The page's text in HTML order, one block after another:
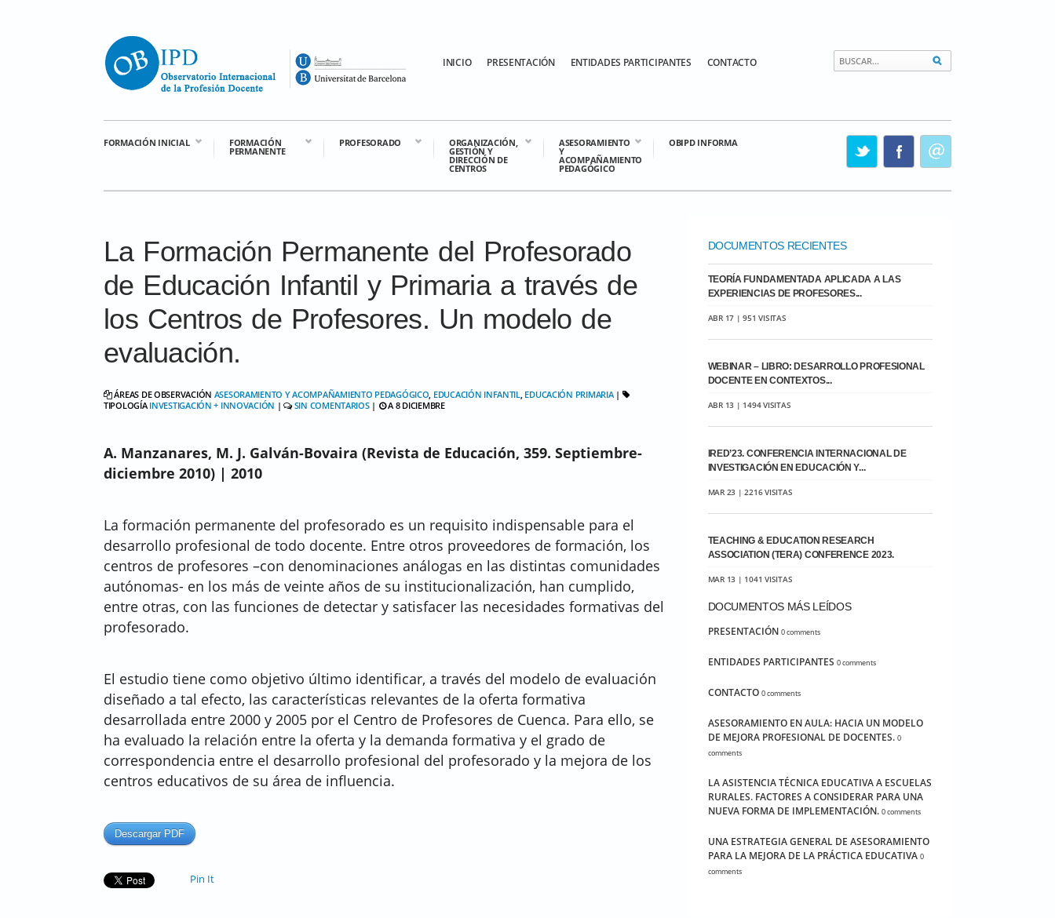
INICIO PRESENTACIÓN ENTIDADES PARTICIPANTES CONTACTO
FORMACIÓN INICIAL FORMACIÓN
PERMANENTE
PROFESORADO ORGANIZACIÓN,
GESTIÓN Y
DIRECCIÓN DE
CENTROS
ASESORAMIENTO
Y
ACOMPAÑAMIENTO
PEDAGÓGICO
OBIPD INFORMA
La Formación Permanente del Profesorado
de Educación Infantil y Primaria a través de
los Centros de Profesores. Un modelo de
evaluación.
ÁREAS DE OBSERVACIÓN ASESORAMIENTO Y ACOMPAÑAMIENTO PEDAGÓGICO, EDUCACIÓN INFANTIL, EDUCACIÓN PRIMARIA|
TIPOLOGÍAINVESTIGACIÓN + INNOVACIÓN | SIN COMENTARIOS| A 8 DICIEMBRE
A. Manzanares, M. J. Galván-Bovaira (Revista de Educación, 359. Septiembre-
diciembre 2010) | 2010
La formación permanente del profesorado es un requisito indispensable para el
desarrollo profesional de todo docente. Entre otros proveedores de formación, los
centros de profesores –con denominaciones análogas en las distintas comunidades
autónomas- en los más de veinte años de su institucionalización, han cumplido,
entre otras, con las funciones de detectar y satisfacer las necesidades formativas del
profesorado.
El estudio tiene como objetivo último identificar, a través del modelo de evaluación
diseñado a tal efecto, las características relevantes de la oferta formativa
desarrollada entre 2000 y 2005 por el Centro de Profesores de Cuenca. Para ello, se
ha evaluado la relación entre la oferta y la demanda formativa y el grado de
correspondencia entre el desarrollo profesional del profesorado y la mejora de los
centros educativos de su área de influencia.
Descargar PDF
Pin It
DOCUMENTOS RECIENTES
TEORÍA FUNDAMENTADA APLICADA A LAS
EXPERIENCIAS DE PROFESORES...
ABR 17 | 951 VISITAS
WEBINAR – LIBRO: DESARROLLO PROFESIONAL
DOCENTE EN CONTEXTOS...
ABR 13 | 1494 VISITAS
IRED’23. CONFERENCIA INTERNACIONAL DE
INVESTIGACIÓN EN EDUCACIÓN Y...
MAR 23 | 2216 VISITAS
TEACHING & EDUCATION RESEARCH
ASSOCIATION (TERA) CONFERENCE 2023.
MAR 13 | 1041 VISITAS
DOCUMENTOS MÁS LEÍDOS
PRESENTACIÓN 0 comments
ENTIDADES PARTICIPANTES 0 comments
CONTACTO 0 comments
ASESORAMIENTO EN AULA: HACIA UN MODELO
DE MEJORA PROFESIONAL DE DOCENTES. 0
comments
LA ASISTENCIA TÉCNICA EDUCATIVA A ESCUELAS
RURALES. FACTORES A CONSIDERAR PARA UNA
NUEVA FORMA DE IMPLEMENTACIÓN. 0 comments
UNA ESTRATEGIA GENERAL DE ASESORAMIENTO
PARA LA MEJORA DE LA PRÁCTICA EDUCATIVA 0
comments